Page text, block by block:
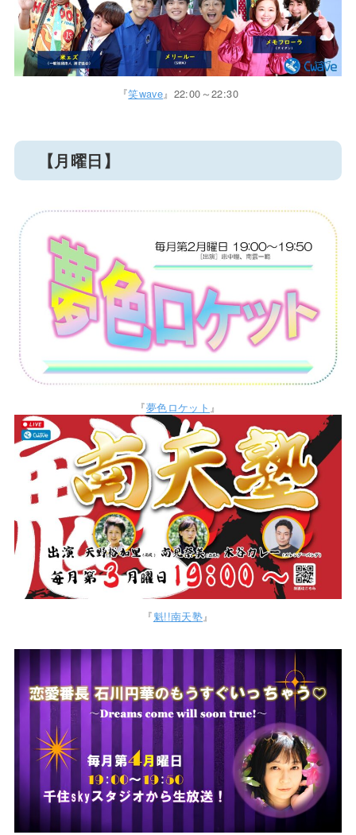
『笑wave』22:00～22:30
【月曜日】
『夢色ロケット 』
『魁!!南天塾』